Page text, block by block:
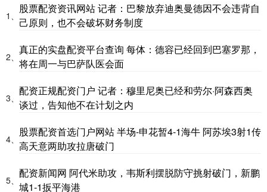
1、
股票配资资讯网站 记者：巴黎放弃迪奥曼德因不会违背自
己原则，也不会破坏财务制度
2、
真正的实盘配资平台查询 每体：德容已经回到巴塞罗那，
将在周一与巴萨队医会面
3、
配资正规配资门户 记者：穆里尼奥已经和劳尔·阿森西奥
谈过，告知他不在计划之内
4、
股票配资首选门户网站 半场-申花暂4-1海牛 阿苏埃3射1传
高天意两助攻拉唐破门
5、
配资新闻网 阿代米助攻，韦斯利摆脱防守挑射破门，新鹏
城1-1扳平海港